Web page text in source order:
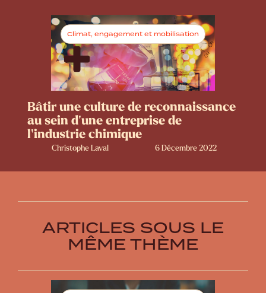
Climat, engagement et mobilisation
Bâtir une culture de reconnaissance
au sein d'une entreprise de
l'industrie chimique
Christophe Laval 6 Décembre 2022
ARTICLES SOUS LE
MÊME THÈME